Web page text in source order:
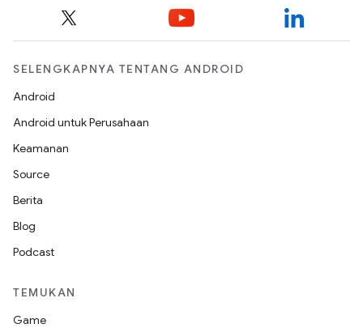
SELENGKAPNYA TENTANG ANDROID
Android
Android untuk Perusahaan
Keamanan
Source
Berita
Blog
Podcast
TEMUKAN
Game